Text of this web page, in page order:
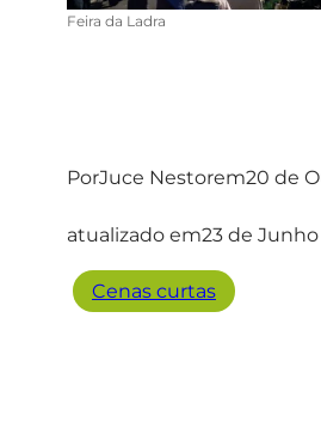
Feira da Ladra
PorJuce Nestorem20 de
atualizado em23 de
Cenas curtas